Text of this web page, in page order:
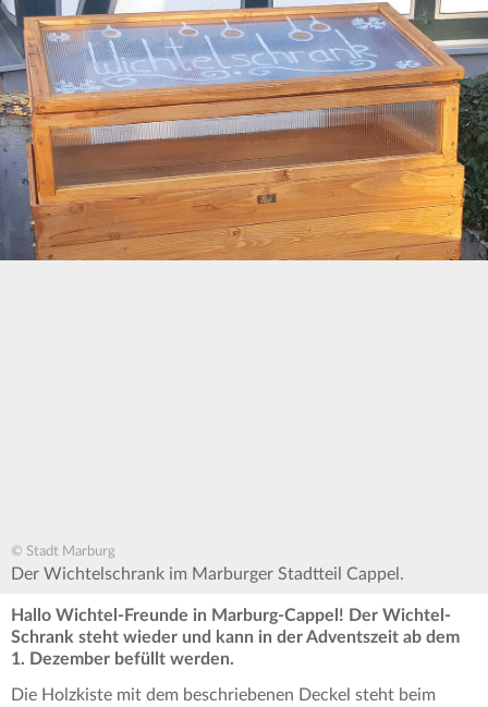
© Stadt Marburg
Der Wichtelschrank im Marburger Stadtteil Cappel.
Hallo Wichtel-Freunde in Marburg-Cappel! Der Wichtel-
Schrank steht wieder und kann in der Adventszeit ab dem
1. Dezember befüllt werden.
Die Holzkiste mit dem beschriebenen Deckel steht beim